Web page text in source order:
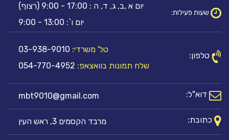
שעות פעילות:
יום א ,ב, ג, ד, ה : 17:00 - 9:00 (רצוף)
יום ו`: 13:00 - 9:00
טלפון:
טל' משרדי: 03-938-9010
שלח תמונות בוואצאפ: 054-770-4952
דוא"ל: mbt9010@gmail.com
כתובת: מרבד הקסמים 3, ראש העין